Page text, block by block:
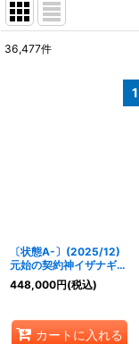
36,477件
1
〔状態A-〕(2025/12)
元始の契約神イザナギ＆
イザナミ(シリアルNo入
り)【契約X】{BSC47-
448,000円(税込)
カートに入れる